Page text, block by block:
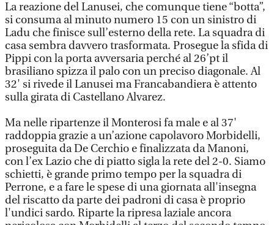
La reazione del Lanusei, che comunque tiene “botta”,
si consuma al minuto numero 15 con un sinistro di
Ladu che finisce sull’esterno della rete. La squadra di
casa sembra davvero trasformata. Prosegue la sfida di
Pippi con la porta avversaria perché al 26’pt il
brasiliano spizza il palo con un preciso diagonale. Al
32' si rivede il Lanusei ma Francabandiera è attento
sulla girata di Castellano Alvarez.
Ma nelle ripartenze il Monterosi fa male e al 37'
raddoppia grazie a un’azione capolavoro Morbidelli,
proseguita da De Cerchio e finalizzata da Manoni,
con l’ex Lazio che di piatto sigla la rete del 2-0. Siamo
schietti, è grande primo tempo per la squadra di
Perrone, e a fare le spese di una giornata all'insegna
del riscatto da parte dei padroni di casa è proprio
l'undici sardo. Riparte la ripresa laziale ancora